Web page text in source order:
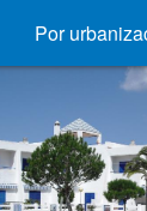
Por